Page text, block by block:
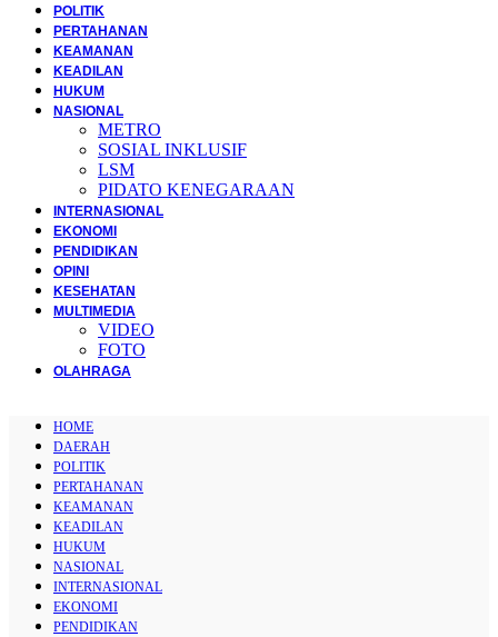
POLITIK
PERTAHANAN
KEAMANAN
KEADILAN
HUKUM
NASIONAL
METRO
SOSIAL INKLUSIF
LSM
PIDATO KENEGARAAN
INTERNASIONAL
EKONOMI
PENDIDIKAN
OPINI
KESEHATAN
MULTIMEDIA
VIDEO
FOTO
OLAHRAGA
HOME
DAERAH
POLITIK
PERTAHANAN
KEAMANAN
KEADILAN
HUKUM
NASIONAL
INTERNASIONAL
EKONOMI
PENDIDIKAN